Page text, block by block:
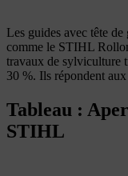
Les guides avec tête
comme le STIHL
travaux de sylviculture
30 %. Ils répondent
Tableau :
STIHL